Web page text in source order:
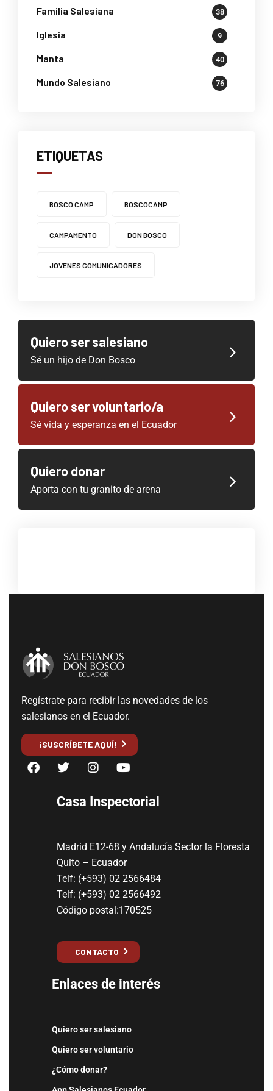
Familia Salesiana 38
Iglesia 9
Manta 40
Mundo Salesiano 76
ETIQUETAS
BOSCO CAMP BOSCOCAMP
CAMPAMENTO DON BOSCO
JOVENES COMUNICADORES
Quiero ser salesiano
Sé un hijo de Don Bosco
Quiero ser voluntario/a
Sé vida y esperanza en el Ecuador
Quiero donar
Aporta con tu granito de arena
Regístrate para recibir las novedades de los
salesianos en el Ecuador.
¡SUSCRÍBETE AQUÍ!
Casa Inspectorial
Madrid E12-68 y Andalucía Sector la Floresta
Quito – Ecuador
Telf: (+593) 02 2566484
Telf: (+593) 02 2566492
Código postal:170525
CONTACTO
Enlaces de interés
Quiero ser salesiano
Quiero ser voluntario
¿Cómo donar?